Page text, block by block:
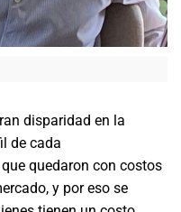
disparidad en la
de cada
quedaron con costos
y por eso se